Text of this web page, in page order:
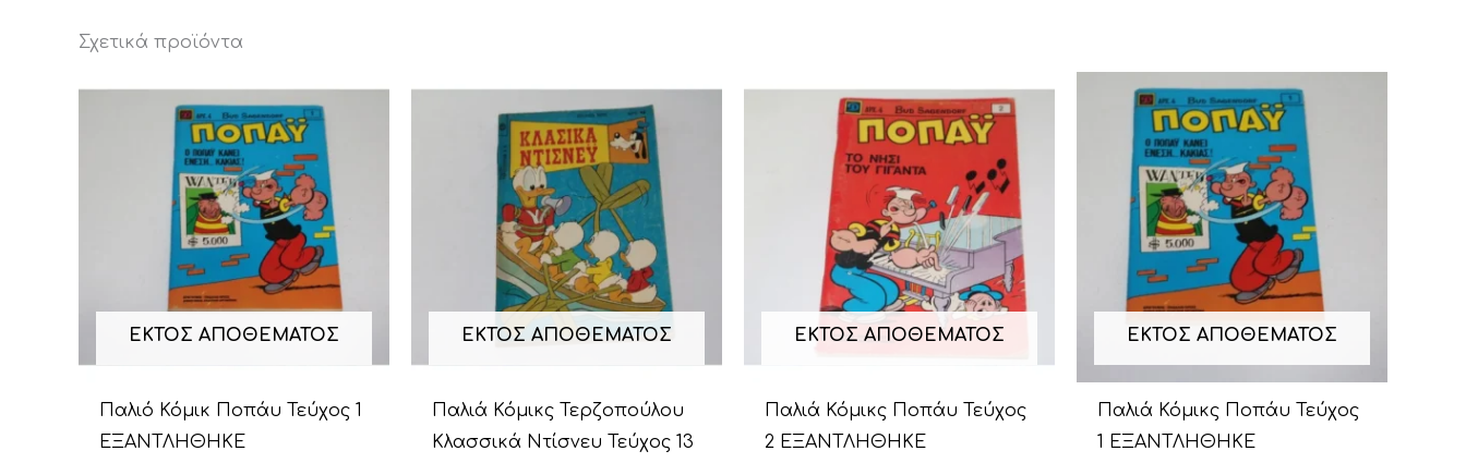
Σχετικά προϊόντα
ΕΚΤΌΣ ΑΠΟΘΈΜΑΤΟΣ
Παλιό Κόμικ Ποπάυ Τεύχος 1
ΕΞΑΝΤΛΗΘΗΚΕ
ΕΚΤΌΣ ΑΠΟΘΈΜΑΤΟΣ
Παλιά Κόμικς Τερζοπούλου
Κλασσικά Ντίσνευ Τεύχος 13
ΕΚΤΌΣ ΑΠΟΘΈΜΑΤΟΣ
Παλιά Κόμικς Ποπάυ Τεύχος
2 ΕΞΑΝΤΛΗΘΗΚΕ
ΕΚΤΌΣ ΑΠΟΘΈΜΑΤΟΣ
Παλιά Κόμικς Ποπάυ Τεύχος
1 ΕΞΑΝΤΛΗΘΗΚΕ